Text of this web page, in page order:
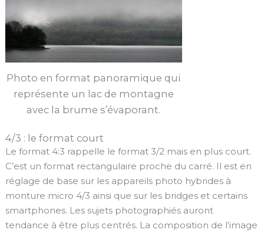
Photo en format panoramique qui
représente un lac de montagne
avec la brume s’évaporant.
4/3 : le format court
Le format 4:3 rappelle le format 3/2 mais en plus court.
C’est un format rectangulaire proche du carré. Il est en
réglage de base sur les appareils photo hybrides à
monture micro 4/3 ainsi que sur les bridges et certains
smartphones. Les sujets photographiés auront
tendance à être plus centrés. La composition de l’image